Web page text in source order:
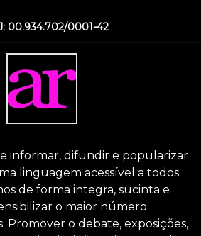
00.934.702/0001-42
informar, difundir e popularizar
linguagem acessível a todos.
de forma integra, sucinta e
o maior número
Promover o debate, exposições,